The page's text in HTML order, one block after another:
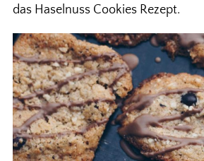
das Haselnuss Cookies Rezept.